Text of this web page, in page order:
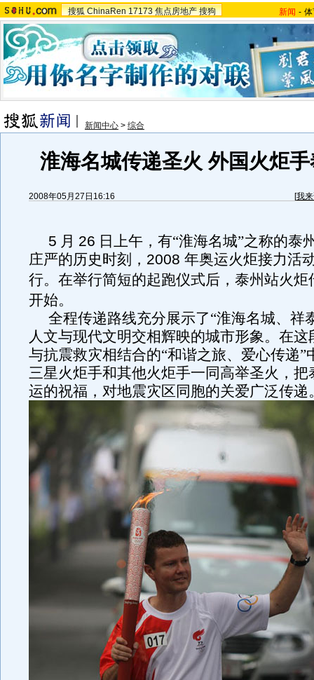
搜狐 ChinaRen 17173 焦点房地产 搜狗 新闻 -
新闻中心 > 综合
淮海名城传递圣火 外国火炬
2008年05月27日16:16 [我
5 月 26 日上午，有“淮海名城”之称的泰
庄严的历史时刻， 2008 年奥运火炬接力活
行。在举行简短的起跑仪式后，泰州站火炬
开始。
全程传递路线充分展示了“淮海名城、祥
人文与现代文明交相辉映的城市形象。在这
与抗震救灾相结合的“和谐之旅、爱心传递”
三星火炬手和其他火炬手一同高举圣火，把
运的祝福，对地震灾区同胞的关爱广泛传递